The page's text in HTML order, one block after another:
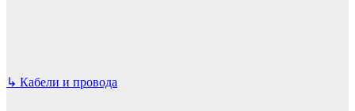
↳ Кабели и провода